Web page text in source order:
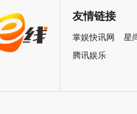
友情链接
掌娱快讯网
星
腾讯娱乐